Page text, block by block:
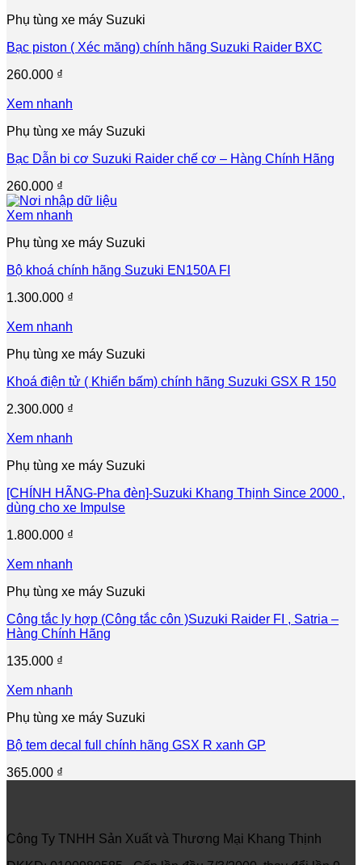
Phụ tùng xe máy Suzuki
Bạc piston ( Xéc măng) chính hãng Suzuki Raider BXC
260.000 ₫
Xem nhanh
Phụ tùng xe máy Suzuki
Bạc Dẫn bi cơ Suzuki Raider chế cơ – Hàng Chính Hãng
260.000 ₫
Xem nhanh
Phụ tùng xe máy Suzuki
Bộ khoá chính hãng Suzuki EN150A FI
1.300.000 ₫
Xem nhanh
Phụ tùng xe máy Suzuki
Khoá điện tử ( Khiển bấm) chính hãng Suzuki GSX R 150
2.300.000 ₫
Xem nhanh
Phụ tùng xe máy Suzuki
[CHÍNH HÃNG-Pha đèn]-Suzuki Khang Thịnh Since 2000 ,
dùng cho xe Impulse
1.800.000 ₫
Xem nhanh
Phụ tùng xe máy Suzuki
Công tắc ly hợp (Công tắc côn )Suzuki Raider FI , Satria –
Hàng Chính Hãng
135.000 ₫
Xem nhanh
Phụ tùng xe máy Suzuki
Bộ tem decal full chính hãng GSX R xanh GP
365.000 ₫
Công Ty TNHH Sản Xuất và Thương Mại Khang Thịnh